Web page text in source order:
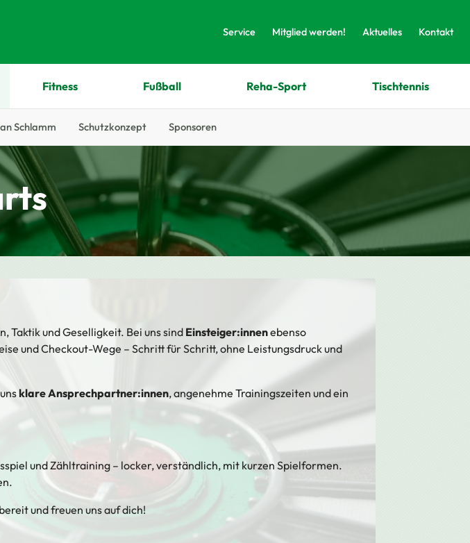
Service Mitglied werden! Aktuelles Kontakt
Fitness Fußball Reha-Sport Tischtennis
Schlamm Schutzkonzept Sponsoren
Taktik und Geselligkeit. Bei uns sind Einsteiger:innenebenso
und Checkout-Wege – Schritt für Schritt, ohne Leistungsdruck und
klare Ansprechpartner:innen, angenehme Trainingszeiten und ein
und Zähltraining – locker, verständlich, mit kurzen Spielformen.
und freuen uns auf dich!